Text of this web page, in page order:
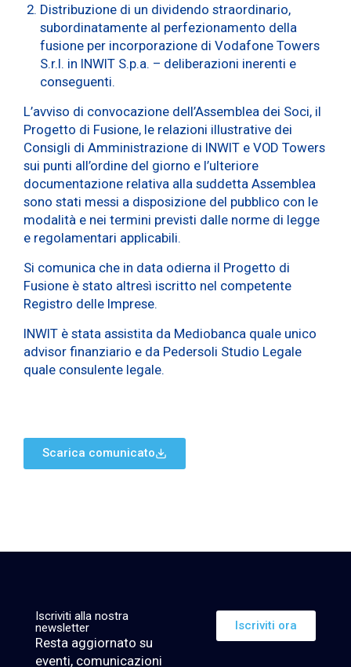
Distribuzione di un dividendo straordinario,
subordinatamente al perfezionamento della
fusione per incorporazione di Vodafone Towers
S.r.l. in INWIT S.p.a. – deliberazioni inerenti e
conseguenti.
L’avviso di convocazione dell’Assemblea dei Soci, il
Progetto di Fusione, le relazioni illustrative dei
Consigli di Amministrazione di INWIT e VOD Towers
sui punti all’ordine del giorno e l’ulteriore
documentazione relativa alla suddetta Assemblea
sono stati messi a disposizione del pubblico con le
modalità e nei termini previsti dalle norme di legge
e regolamentari applicabili.
Si comunica che in data odierna il Progetto di
Fusione è stato altresì iscritto nel competente
Registro delle Imprese.
INWIT è stata assistita da Mediobanca quale unico
advisor finanziario e da Pedersoli Studio Legale
quale consulente legale.
Scarica comunicato
Iscriviti alla nostra
newsletter
Resta aggiornato su
eventi, comunicazioni
Iscriviti ora